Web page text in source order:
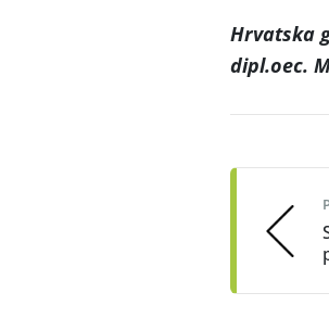
Hrvatska
dipl.oec.